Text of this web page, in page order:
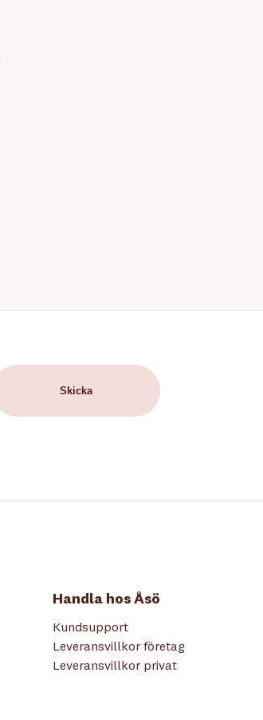
Handla hos Åsö
Kundsupport
Leveransvillkor företag
Leveransvillkor privat